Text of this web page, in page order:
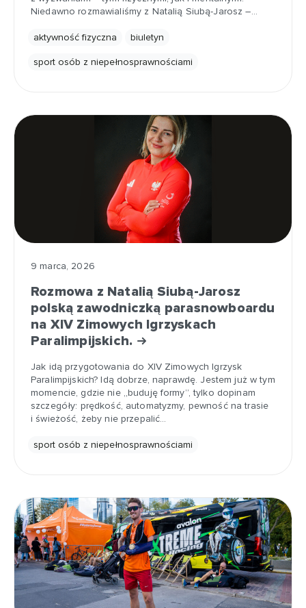
Niedawno rozmawialiśmy z Natalią Siubą-Jarosz –…
aktywność fizyczna biuletyn
sport osób z niepełnosprawnościami
9 marca, 2026
Rozmowa z Natalią Siubą-Jarosz
polską zawodniczką parasnowboardu
na XIV Zimowych Igrzyskach
Paralimpijskich.
Jak idą przygotowania do XIV Zimowych Igrzysk
Paralimpijskich? Idą dobrze, naprawdę. Jestem już w tym
momencie, gdzie nie „buduję formy”, tylko dopinam
szczegóły: prędkość, automatyzmy, pewność na trasie
i świeżość, żeby nie przepalić…
sport osób z niepełnosprawnościami